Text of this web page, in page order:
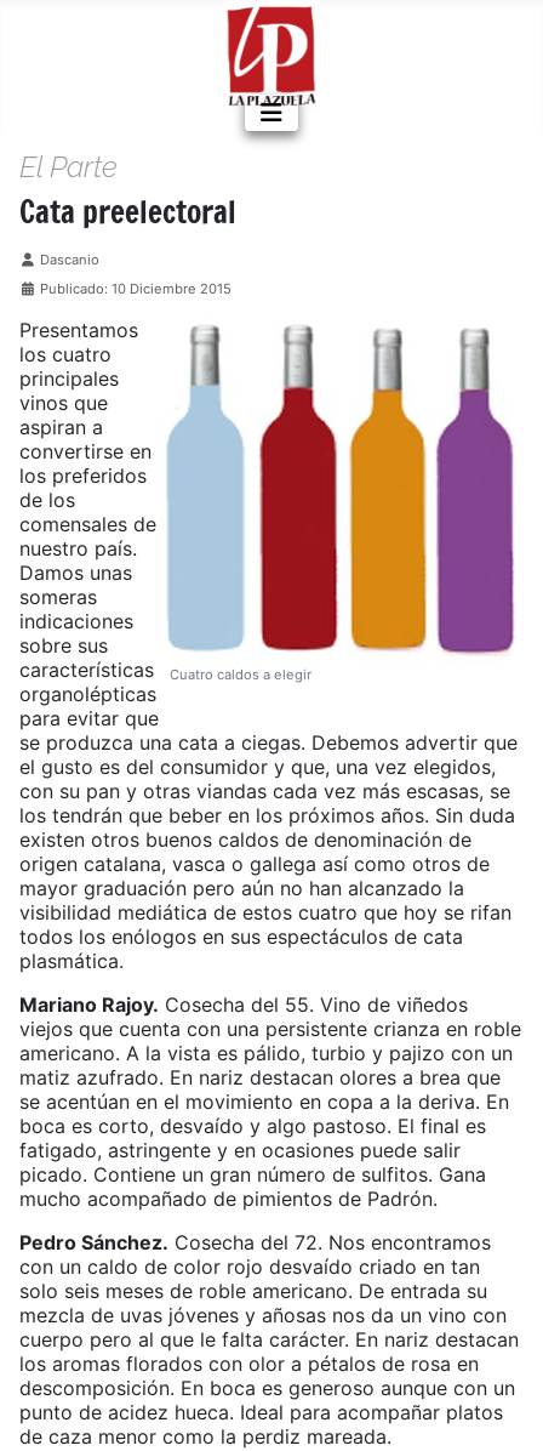
El Parte
Cata preelectoral
Detalles
Dascanio
Publicado: 10 Diciembre 2015
Cuatro caldos a elegir
Presentamos
los cuatro
principales
vinos que
aspiran a
convertirse en
los preferidos
de los
comensales de
nuestro país.
Damos unas
someras
indicaciones
sobre sus
características
organolépticas
para evitar que
se produzca una cata a ciegas. Debemos advertir que
el gusto es del consumidor y que, una vez elegidos,
con su pan y otras viandas cada vez más escasas, se
los tendrán que beber en los próximos años. Sin duda
existen otros buenos caldos de denominación de
origen catalana, vasca o gallega así como otros de
mayor graduación pero aún no han alcanzado la
visibilidad mediática de estos cuatro que hoy se rifan
todos los enólogos en sus espectáculos de cata
plasmática.
Mariano Rajoy. Cosecha del 55. Vino de viñedos
viejos que cuenta con una persistente crianza en roble
americano. A la vista es pálido, turbio y pajizo con un
matiz azufrado. En nariz destacan olores a brea que
se acentúan en el movimiento en copa a la deriva. En
boca es corto, desvaído y algo pastoso. El final es
fatigado, astringente y en ocasiones puede salir
picado. Contiene un gran número de sulfitos. Gana
mucho acompañado de pimientos de Padrón.
Pedro Sánchez. Cosecha del 72. Nos encontramos
con un caldo de color rojo desvaído criado en tan
solo seis meses de roble americano. De entrada su
mezcla de uvas jóvenes y añosas nos da un vino con
cuerpo pero al que le falta carácter. En nariz destacan
los aromas florados con olor a pétalos de rosa en
descomposición. En boca es generoso aunque con un
punto de acidez hueca. Ideal para acompañar platos
de caza menor como la perdiz mareada.